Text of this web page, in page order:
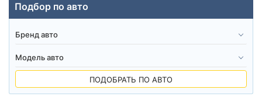
Подбор по авто
ПОДОБРАТЬ ПО АВТО